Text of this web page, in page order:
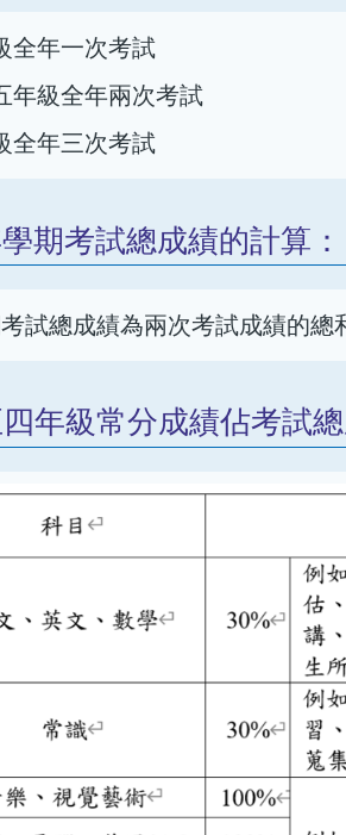
全年一次考試
年級全年兩次考試
全年三次考試
期考試總成績的計算：
試總成績為兩次考試成績的總
年級常分成績佔考試